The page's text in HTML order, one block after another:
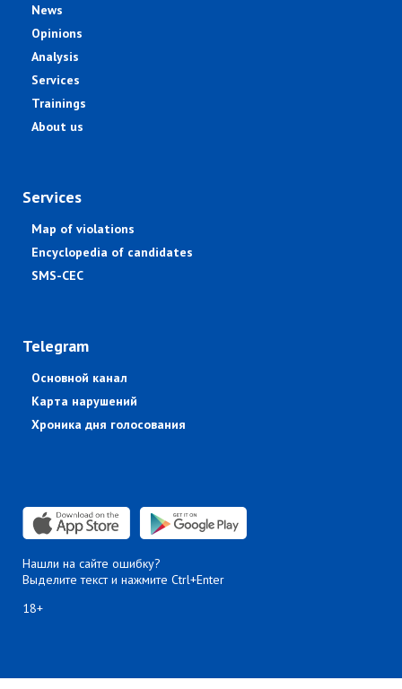
News
Opinions
Analysis
Services
Trainings
About us
Services
Map of violations
Encyclopedia of candidates
SMS-CEC
Telegram
Основной канал
Карта нарушений
Хроника дня голосования
Нашли на сайте ошибку?
Выделите текст и нажмите Ctrl+Enter
18+